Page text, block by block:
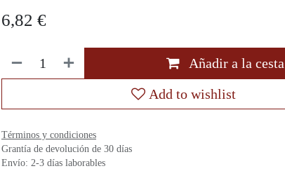
6,82 €
Añadir a la cesta
Add to wishlist
Términos y condiciones
Grantía de devolución de 30 días
Envío: 2-3 días laborables